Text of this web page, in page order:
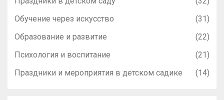
Обучение через искусство
(31)
Образование и развитие
(22)
Психология и воспитание
(21)
Праздники и мероприятия в детском садике
(14)